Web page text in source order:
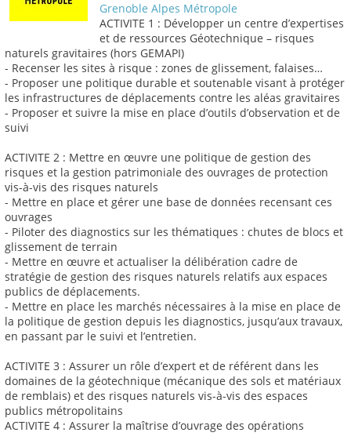
Grenoble Alpes Métropole
ACTIVITE 1 : Développer un centre d’expertises
et de ressources Géotechnique – risques
naturels gravitaires (hors GEMAPI)
- Recenser les sites à risque : zones de glissement, falaises…
- Proposer une politique durable et soutenable visant à protéger
les infrastructures de déplacements contre les aléas gravitaires
- Proposer et suivre la mise en place d’outils d’observation et de
suivi
ACTIVITE 2 : Mettre en œuvre une politique de gestion des
risques et la gestion patrimoniale des ouvrages de protection
vis-à-vis des risques naturels
- Mettre en place et gérer une base de données recensant ces
ouvrages
- Piloter des diagnostics sur les thématiques : chutes de blocs et
glissement de terrain
- Mettre en œuvre et actualiser la délibération cadre de
stratégie de gestion des risques naturels relatifs aux espaces
publics de déplacements.
- Mettre en place les marchés nécessaires à la mise en place de
la politique de gestion depuis les diagnostics, jusqu’aux travaux,
en passant par le suivi et l’entretien.
ACTIVITE 3 : Assurer un rôle d’expert et de référent dans les
domaines de la géotechnique (mécanique des sols et matériaux
de remblais) et des risques naturels vis-à-vis des espaces
publics métropolitains
ACTIVITE 4 : Assurer la maîtrise d’ouvrage des opérations